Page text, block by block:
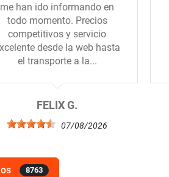
me han ido informando en
todo momento. Precios
competitivos y servicio
desde la web hasta
el transporte a la...
FELIX G.
07/08/2026
8763